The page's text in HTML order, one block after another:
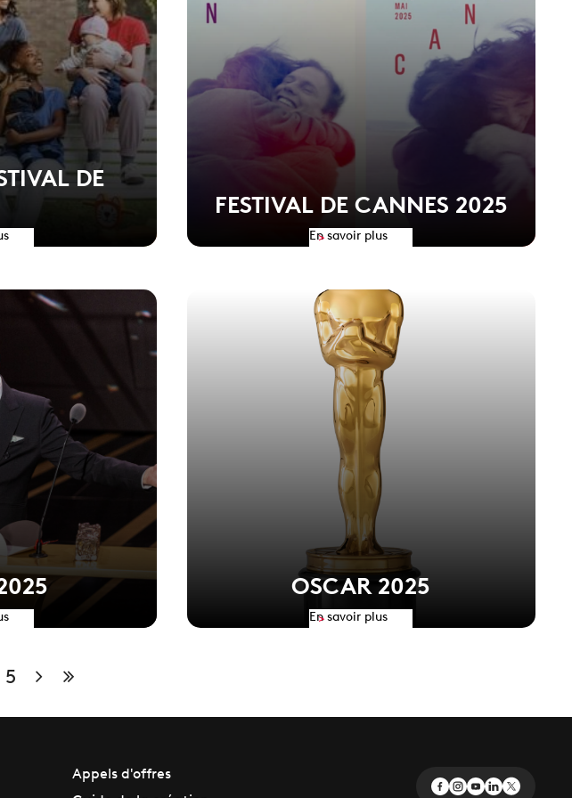
DE
FESTIVAL DE CANNES 2025
>
En savoir plus
OSCAR 2025
>
En savoir plus
5 Page suivante
Dernière page
Appels d'offres